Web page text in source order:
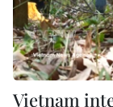
Vietnam